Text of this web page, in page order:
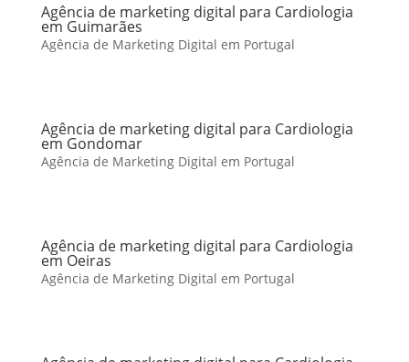
Agência de marketing digital para Cardiologia
em Guimarães
Agência de Marketing Digital em Portugal
Agência de marketing digital para Cardiologia
em Gondomar
Agência de Marketing Digital em Portugal
Agência de marketing digital para Cardiologia
em Oeiras
Agência de Marketing Digital em Portugal